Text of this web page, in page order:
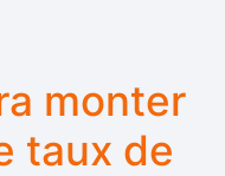
monter
taux de